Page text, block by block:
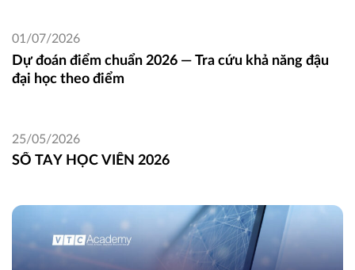
Dự đoán điểm chuẩn 2026 — Tra cứu khả năng đậu
đại học theo điểm
01/07/2026
SỔ TAY HỌC VIÊN 2026
25/05/2026